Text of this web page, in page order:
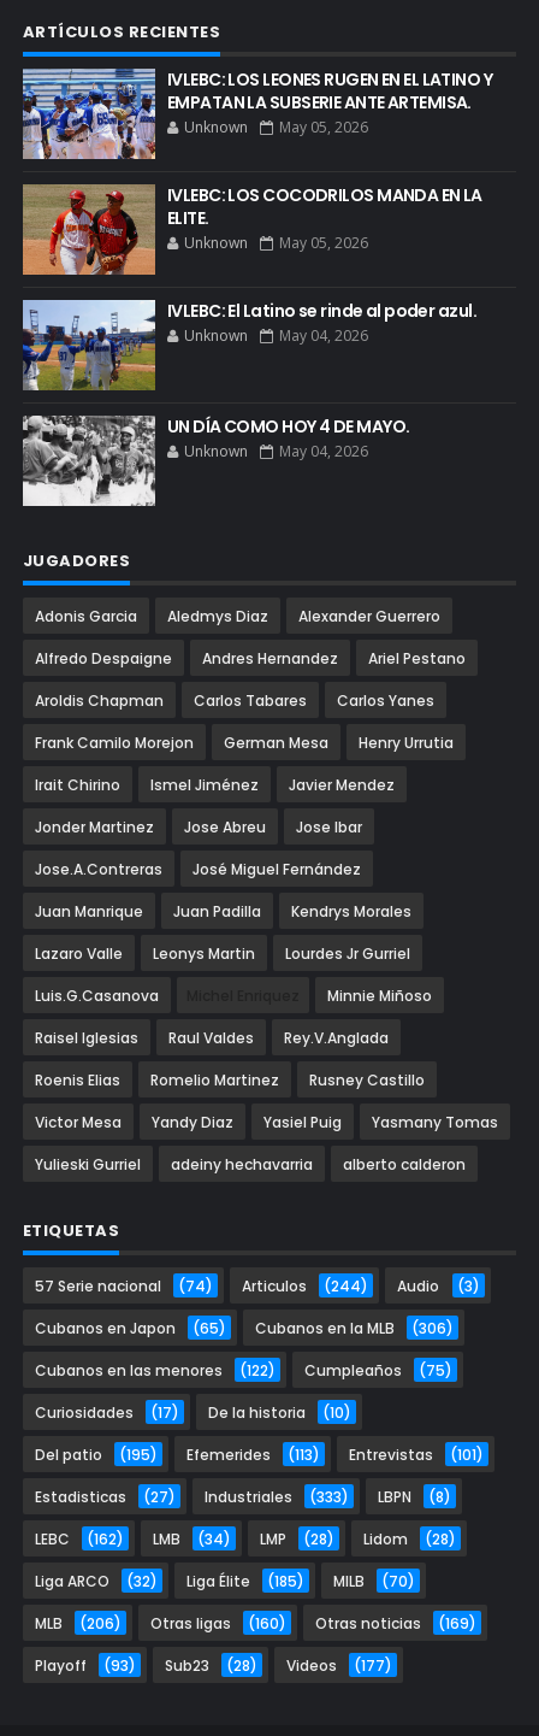
ARTÍCULOS RECIENTES
IVLEBC: LOS LEONES RUGEN EN EL LATINO Y
EMPATAN LA SUBSERIE ANTE ARTEMISA.
Unknown May 05, 2026
IVLEBC: LOS COCODRILOS MANDA EN LA
ELITE.
Unknown May 05, 2026
IVLEBC: El Latino se rinde al poder azul.
Unknown May 04, 2026
UN DÍA COMO HOY 4 DE MAYO.
Unknown May 04, 2026
JUGADORES
Adonis Garcia Aledmys Diaz Alexander Guerrero
Alfredo Despaigne Andres Hernandez Ariel Pestano
Aroldis Chapman Carlos Tabares Carlos Yanes
Frank Camilo Morejon German Mesa Henry Urrutia
Irait Chirino Ismel Jiménez Javier Mendez
Jonder Martinez Jose Abreu Jose Ibar
Jose.A.Contreras José Miguel Fernández
Juan Manrique Juan Padilla Kendrys Morales
Lazaro Valle Leonys Martin Lourdes Jr Gurriel
Luis.G.Casanova Minnie Miñoso
Raisel Iglesias Raul Valdes Rey.V.Anglada
Roenis Elias Romelio Martinez Rusney Castillo
Victor Mesa Yandy Diaz Yasiel Puig Yasmany Tomas
Yulieski Gurriel adeiny hechavarria alberto calderon
ETIQUETAS
57 Serie nacional (74) Articulos (244) Audio (3)
Cubanos en Japon (65) Cubanos en la MLB (306)
Cubanos en las menores (122) Cumpleaños (75)
Curiosidades (17) De la historia (10)
Del patio (195) Efemerides (113) Entrevistas (101)
Estadisticas (27) Industriales (333) LBPN (8)
LEBC (162) LMB (34) LMP (28) Lidom (28)
Liga ARCO (32) Liga Élite (185) MILB (70)
MLB (206) Otras ligas (160) Otras noticias (169)
Playoff (93) Sub23 (28) Videos (177)